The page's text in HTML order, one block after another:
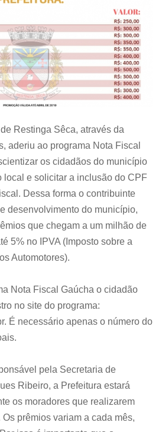
Restinga Sêca, através da
aderiu ao programa Nota Fiscal
os cidadãos do município
local e solicitar a inclusão do CPF
Dessa forma o contribuinte
desenvolvimento do município,
que chegam a um milhão de
5% no IPVA (Imposto sobre a
Automotores).
Nota Fiscal Gaúcha o cidadão
no site do programa:
É necessário apenas o número do
pela Secretaria de
Ribeiro, a Prefeitura estará
os moradores que realizarem
prêmios variam a cada mês,